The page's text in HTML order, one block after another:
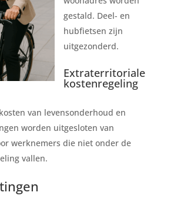
gestald. Deel- en
hubfietsen zijn
uitgezonderd.
Extraterritoriale
kostenregeling
van levensonderhoud en
worden uitgesloten van
werknemers die niet onder de
vallen.